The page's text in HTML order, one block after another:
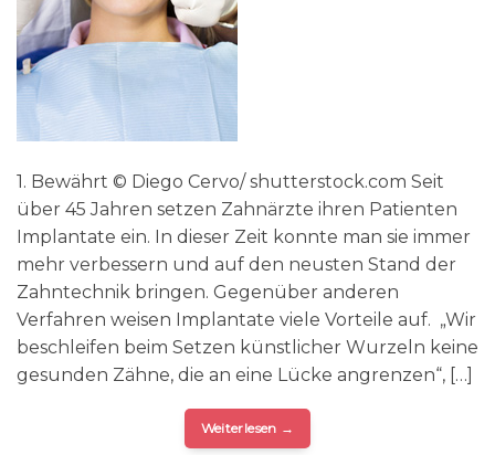
1. Bewährt © Diego Cervo/ shutterstock.com Seit
über 45 Jahren setzen Zahnärzte ihren Patienten
Implantate ein. In dieser Zeit konnte man sie immer
mehr verbessern und auf den neusten Stand der
Zahntechnik bringen. Gegenüber anderen
Verfahren weisen Implantate viele Vorteile auf. „Wir
beschleifen beim Setzen künstlicher Wurzeln keine
gesunden Zähne, die an eine Lücke angrenzen“, […]
Weiterlesen →